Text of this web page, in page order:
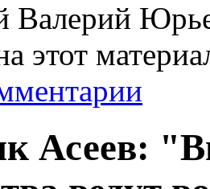
Валерий
этот
Асеев: